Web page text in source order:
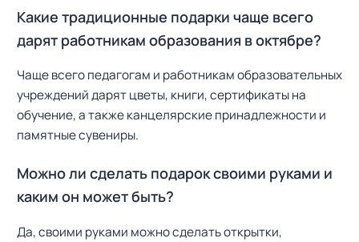
Какие традиционные подарки чаще всего
дарят работникам образования в октябре?
Чаще всего педагогам и работникам образовательных
учреждений дарят цветы, книги, сертификаты на
обучение, а также канцелярские принадлежности и
памятные сувениры.
Можно ли сделать подарок своими руками и
каким он может быть?
Да, своими руками можно сделать открытки,